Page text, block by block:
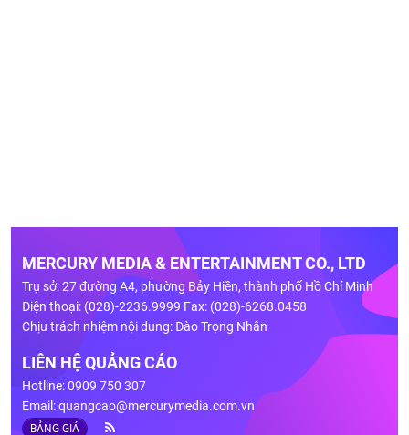
MERCURY MEDIA & ENTERTAINMENT CO., LTD
Trụ sở: 27 đường A4, phường Bảy Hiền, thành phố Hồ Chí Minh
Điện thoại: (028)-2236.9999 Fax: (028)-6268.0458
Chịu trách nhiệm nội dung: Đào Trọng Nhân
LIÊN HỆ QUẢNG CÁO
Hotline: 0909 750 307
Email:quangcao@mercurymedia.com.vn
BẢNG GIÁ